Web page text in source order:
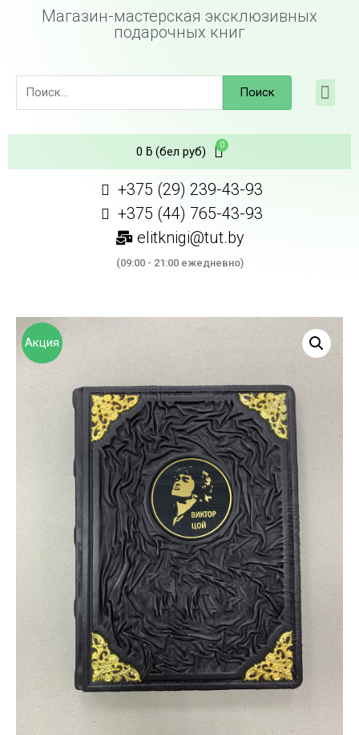
Магазин-мастерская эксклюзивных
подарочных книг
Поиск
0 ƃ(бел руб)
+375 (29) 239-43-93
+375 (44) 765-43-93
elitknigi@tut.by
(09:00 - 21:00 ежедневно)
Акция